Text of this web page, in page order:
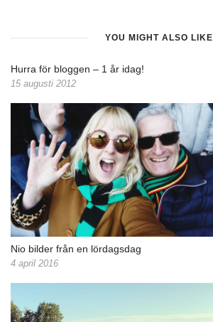
YOU MIGHT ALSO LIKE
Hurra för bloggen – 1 år idag!
15 augusti 2012
Nio bilder från en lördagsdag
4 april 2016